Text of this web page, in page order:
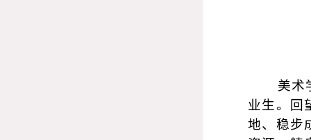
美术
业生。回
地、稳步